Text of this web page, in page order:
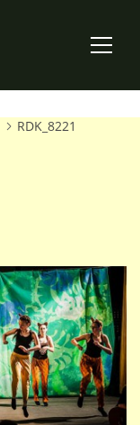
RDK_8221